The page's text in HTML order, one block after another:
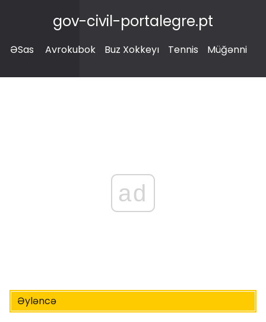
gov-civil-portalegre.pt
ƏSas Avrokubok Buz Xokkeyı Tennis Müğənni
ad
Əyləncə